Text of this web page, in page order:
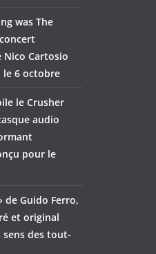
was The
Nico Cartosio
le 6 octobre
le Crusher
audio
pour le
de Guido Ferro,
et original
des tout-